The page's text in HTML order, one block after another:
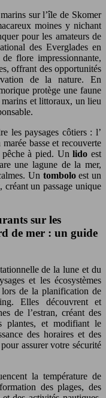
sur l’île de Skomer
moines y nichant
pour les amateurs de
des Everglades en
flore impressionnante,
offrant des opportunités
de la nature. En
protège une faune
et littoraux, un lieu
les paysages côtiers : l’
basse et recouverte
pêche à pied. Unlidoest
une lagune de la mer,
Un tomboloest un
un passage unique
sur les
de mer : un guide
de la lune et du
et les écosystèmes
de la planification de
Elles découvrent et
de l’estran, créant des
plantes, et modifiant le
des horaires et des
assurer votre sécurité
la température de
des plages, des